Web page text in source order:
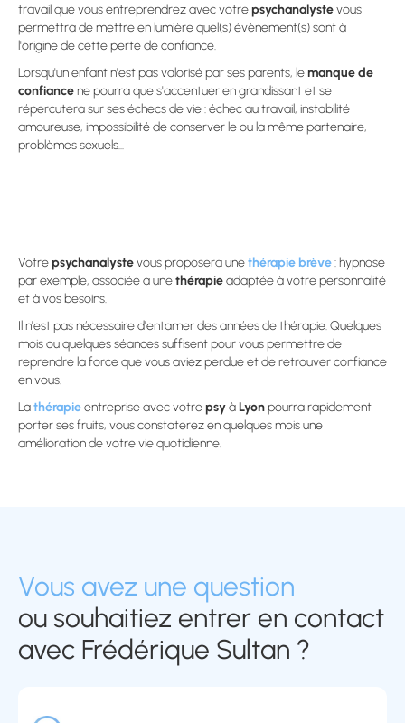
travail que vous entreprendrez avec votrepsychanalystevous
permettra de mettre en lumière quel(s) évènement(s) sont à
l'origine de cette perte de confiance.
Lorsqu'un enfant n'est pas valorisé par ses parents, lemanque de
confiancene pourra que s'accentuer en grandissant et se
répercutera sur ses échecs de vie : échec au travail, instabilité
amoureuse, impossibilité de conserver le ou la même partenaire,
problèmes sexuels...
Votrepsychanalystevous proposera unethérapie brève: hypnose
par exemple, associée à unethérapieadaptée à votre personnalité
et à vos besoins.
Il n'est pas nécessaire d'entamer des années de thérapie. Quelques
mois ou quelques séances suffisent pour vous permettre de
reprendre la force que vous aviez perdue et de retrouver confiance
en vous.
Lathérapieentreprise avec votrepsyàLyonpourra rapidement
porter ses fruits, vous constaterez en quelques mois une
amélioration de votre vie quotidienne.
Vous avez une question
ou souhaitiez entrer en contact
avec Frédérique Sultan ?